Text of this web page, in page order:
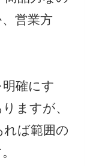
営業方
確にす
ますが、
ば範囲の